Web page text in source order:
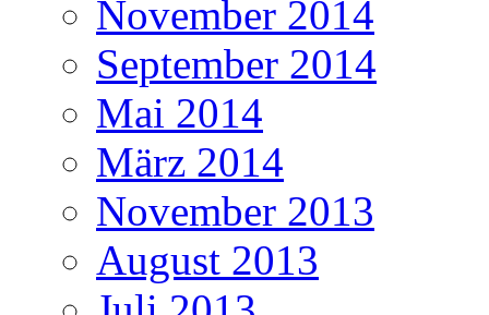
November 2014
September 2014
Mai 2014
März 2014
November 2013
August 2013